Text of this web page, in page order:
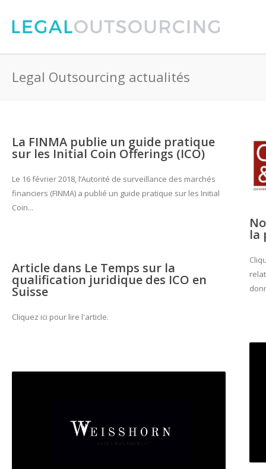
Legal Outsourcing actualités
La FINMA publie un guide pratique
sur les Initial Coin Offerings (ICO)
Le 16 février 2018, l’Autorité de surveillance des marchés
financiers (FINMA) a publié un guide pratique sur les Initial
Coin...
la
Article dans Le Temps sur la
qualification juridique des ICO en
Suisse
Cliquez ici pour lire l'article.